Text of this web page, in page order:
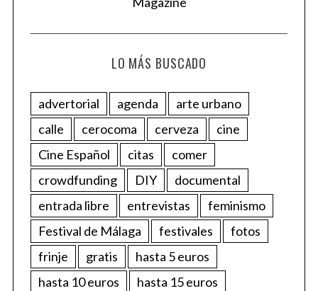
LO MÁS BUSCADO
advertorial agenda
arte urbano
calle
cerocoma cerveza
cine
Cine Español
citas
comer
crowdfunding
DIY
documental
entrada libre
entrevistas
feminismo
Festival de Málaga
festivales
fotos
frinje
gratis
hasta 5 euros
hasta 10 euros
hasta 15 euros